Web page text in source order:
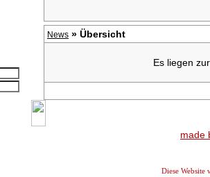
News » Übersicht
Es liegen
made
Diese Website